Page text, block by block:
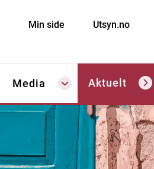
Min side Utsyn.no
Media Aktuelt